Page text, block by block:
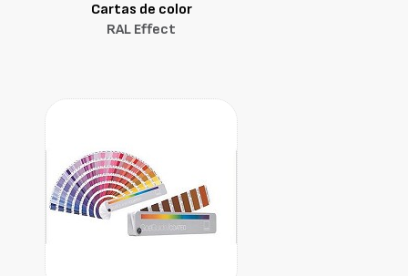
Cartas de color
RAL Effect